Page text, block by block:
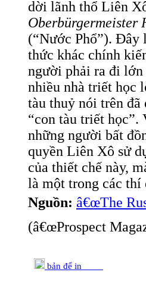
dời lãnh thổ Liên
Oberbürgermeister
(“Nước Phổ”). Đây
thức khác chính
người phải ra đi
nhiều nhà triết học
tàu thuỷ nói trên đã
“con tàu triết học”.
những người bất
quyền Liên Xô sử
của thiết chế này,
là một trong các thí
Nguồn: â€œThe
(â€œProspect
bản để in